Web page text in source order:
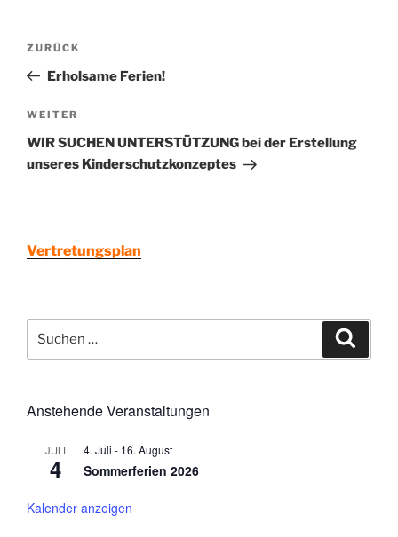
Beitragsnavigation
Vorheriger
Beitrag
ZURÜCK
Erholsame Ferien!
Nächster
Beitrag
WEITER
WIR SUCHEN UNTERSTÜTZUNG bei der Erstellung
unseres Kinderschutzkonzeptes
Vertretungsplan
nach:
Anstehende Veranstaltungen
JULI
4
4. Juli - 16. August
Sommerferien 2026
Kalender anzeigen